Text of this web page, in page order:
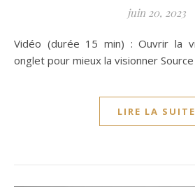
juin 20, 2023
Vidéo (durée 15 min) : Ouvrir la vidéo dans un nouvel
onglet pour mieux la visionner Source
LIRE LA SUITE